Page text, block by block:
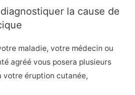
la cause de
maladie, votre médecin ou
agréé vous posera plusieurs
votre éruption cutanée,